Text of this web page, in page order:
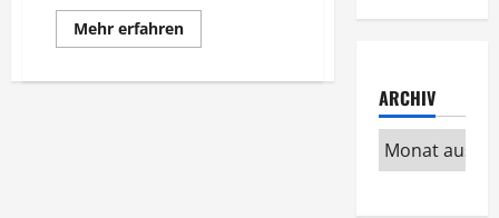
Mehr erfahrenMehr
Informationen
ARCHIV